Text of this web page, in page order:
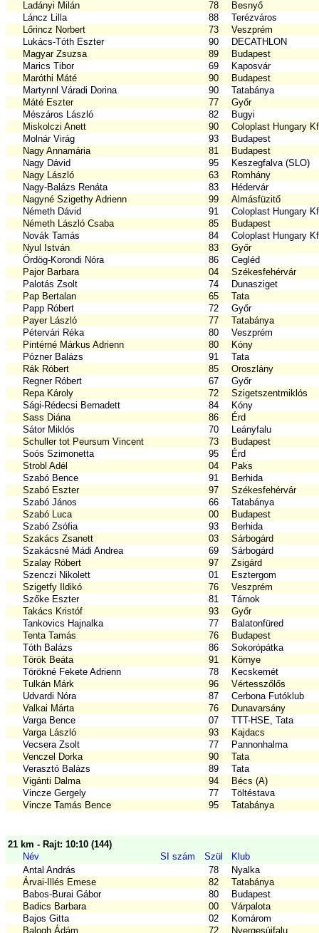
Ladányi Milán
78
Besnyő
Láncz Lilla
88
Terézváros
Lőrincz Norbert
73
Veszprém
Lukács-Tóth Eszter
90
DECATHLON
Magyar Zsuzsa
89
Budapest
Marics Tibor
69
Kaposvár
Maróthi Máté
90
Budapest
Martynnl Váradi Dorina
90
Tatabánya
Máté Eszter
77
Győr
Mészáros László
82
Bugyi
Miskolczi Anett
90
Coloplast Hungary
Molnár Virág
93
Budapest
Nagy Annamária
81
Budapest
Nagy Dávid
95
Keszegfalva (SLO)
Nagy László
63
Romhány
Nagy-Balázs Renáta
83
Hédervár
Nagyné Szigethy Adrienn
99
Almásfüzitő
Németh Dávid
91
Coloplast Hungary
Németh László Csaba
85
Budapest
Novák Tamás
84
Coloplast Hungary
Nyul István
83
Győr
Ördög-Korondi Nóra
86
Cegléd
Pajor Barbara
04
Székesfehérvár
Palotás Zsolt
74
Dunasziget
Pap Bertalan
65
Tata
Papp Róbert
72
Győr
Payer László
77
Tatabánya
Pétervári Réka
80
Veszprém
Pintérné Márkus Adrienn
80
Kóny
Pózner Balázs
91
Tata
Rák Róbert
85
Oroszlány
Regner Róbert
67
Győr
Repa Károly
72
Szigetszentmiklós
Sági-Rédecsi Bernadett
84
Kóny
Sass Diána
86
Érd
Sátor Miklós
70
Leányfalu
Schuller tot Peursum Vincent
73
Budapest
Soós Szimonetta
95
Érd
Strobl Adél
04
Paks
Szabó Bence
91
Berhida
Szabó Eszter
97
Székesfehérvár
Szabó János
66
Tatabánya
Szabó Luca
00
Budapest
Szabó Zsófia
93
Berhida
Szakács Zsanett
03
Sárbogárd
Szakácsné Mádi Andrea
69
Sárbogárd
Szalay Róbert
97
Zsigárd
Szenczi Nikolett
01
Esztergom
Szigetfy Ildikó
76
Veszprém
Szőke Eszter
81
Tárnok
Takács Kristóf
93
Győr
Tankovics Hajnalka
77
Balatonfüred
Tenta Tamás
76
Budapest
Tóth Balázs
86
Sokorópátka
Török Beáta
91
Környe
Törökné Fekete Adrienn
78
Kecskemét
Tulkán Márk
96
Vértesszőlős
Udvardi Nóra
87
Cerbona Futóklub
Valkai Márta
76
Dunavarsány
Varga Bence
07
TTT-HSE, Tata
Varga László
93
Kajdacs
Vecsera Zsolt
77
Pannonhalma
Venczel Dorka
90
Tata
Verasztó Balázs
89
Tata
Vigánti Dalma
94
Bécs (A)
Vincze Gergely
77
Töltéstava
Vincze Tamás Bence
95 Tatabánya
21 km - Rajt: 10:10 (144)
Név
SI szám Szül
Klub
Antal András
78
Nyalka
Árvai-Illés Emese
82
Tatabánya
Babos-Burai Gábor
80
Budapest
Badics Barbara
00
Várpalota
Bajos Gitta
02
Komárom
Balogh Ádám
72 Nyergesújfalu